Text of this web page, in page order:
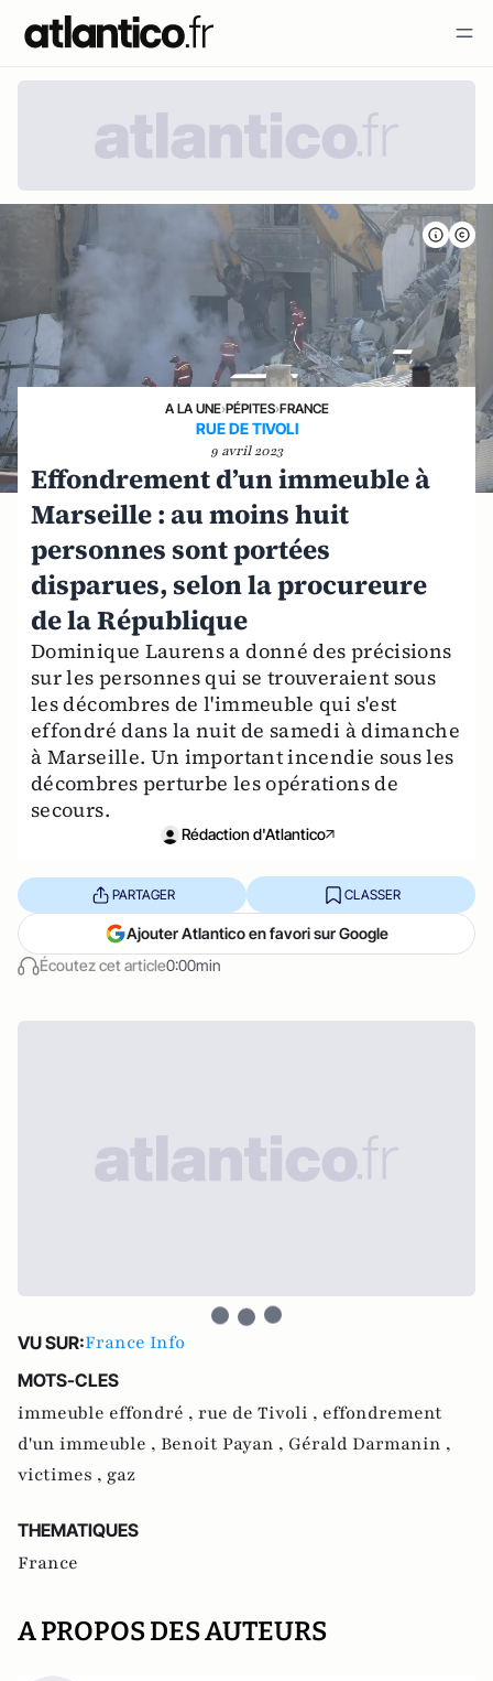
A LA UNE›PÉPITES›FRANCE
RUE DE TIVOLI
9 avril 2023
Effondrement d’un immeuble à
Marseille : au moins huit
personnes sont portées
disparues, selon la procureure
de la République
Dominique Laurens a donné des précisions
sur les personnes qui se trouveraient sous
les décombres de l'immeuble qui s'est
effondré dans la nuit de samedi à dimanche
à Marseille. Un important incendie sous les
décombres perturbe les opérations de
secours.
Rédaction d'Atlantico
Écoutez cet article0:00min
PARTAGER CLASSER
Ajouter Atlantico en favori sur Google
VU SUR:France Info
MOTS-CLES
immeuble effondré , rue de Tivoli , effondrement
d'un immeuble , Benoit Payan , Gérald Darmanin ,
victimes , gaz
THEMATIQUES
France
A PROPOS DES AUTEURS